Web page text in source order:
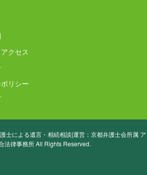
クセス
リシー
士による遺言・相続相談|運営：京都弁護士会所属 ア
法律事務所 All Rights Reserved.